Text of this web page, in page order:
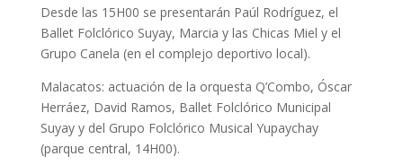
Desde las 15H00 se presentarán Paúl Rodríguez, el
Ballet Folclórico Suyay, Marcia y las Chicas Miel y el
Grupo Canela (en el complejo deportivo local).
Malacatos: actuación de la orquesta Q’Combo, Óscar
Herráez, David Ramos, Ballet Folclórico Municipal
Suyay y del Grupo Folclórico Musical Yupaychay
(parque central, 14H00).